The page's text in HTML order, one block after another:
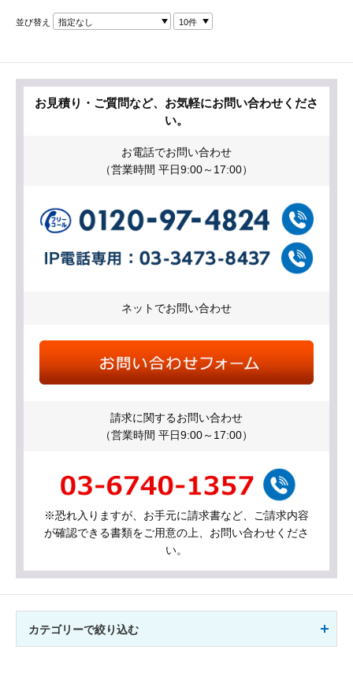
並び替え 指定なし 10件
お見積り・ご質問など、お気軽にお問い合わせくださ
い。
お電話でお問い合わせ
（営業時間 平日9:00～17:00）
ネットでお問い合わせ
請求に関するお問い合わせ
（営業時間 平日9:00～17:00）
※恐れ入りますが、お手元に請求書など、ご請求内容
が確認できる書類をご用意の上、お問い合わせくださ
い。
カテゴリーで絞り込む